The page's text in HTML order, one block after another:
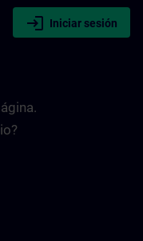
login Iniciar sesión